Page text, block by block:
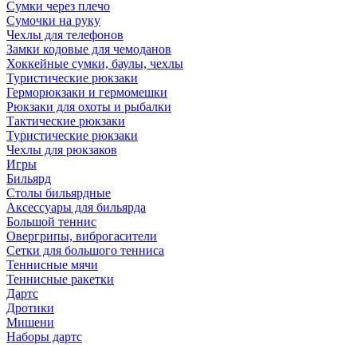
Сумки через плечо
Сумочки на руку
Чехлы для телефонов
Замки кодовые для чемоданов
Хоккейные сумки, баулы, чехлы
Туристические рюкзаки
Герморюкзаки и гермомешки
Рюкзаки для охоты и рыбалки
Тактические рюкзаки
Туристические рюкзаки
Чехлы для рюкзаков
Игры
Бильярд
Столы бильярдные
Аксессуары для бильярда
Большой теннис
Овергрипы, виброгасители
Сетки для большого тенниса
Теннисные мячи
Теннисные ракетки
Дартс
Дротики
Мишени
Наборы дартс